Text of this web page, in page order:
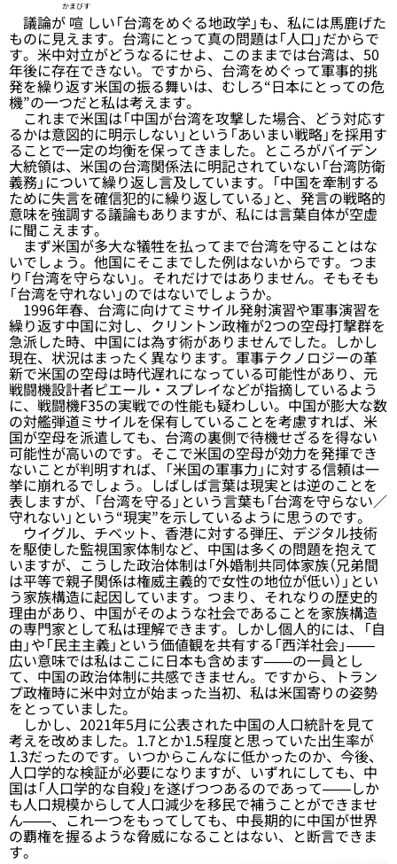
議論が 喧
かまびす
しい「台湾をめぐる地政学」も、私には馬鹿げた
ものに見えます。台湾にとって真の問題は「人口」だからで
す。米中対立がどうなるにせよ、このままでは台湾は、50
年後に存在できない。ですから、台湾をめぐって軍事的挑
発を繰り返す米国の振る舞いは、むしろ“日本にとっての危
機”の一つだと私は考えます。
これまで米国は「中国が台湾を攻撃した場合、どう対応す
るかは意図的に明示しない」という「あいまい戦略」を採用す
ることで一定の均衡を保ってきました。ところがバイデン
大統領は、米国の台湾関係法に明記されていない「台湾防衛
義務」について繰り返し言及しています。「中国を牽制する
ために失言を確信犯的に繰り返している」と、発言の戦略的
意味を強調する議論もありますが、私には言葉自体が空虚
に聞こえます。
まず米国が多大な犠牲を払ってまで台湾を守ることはな
いでしょう。他国にそこまでした例はないからです。つま
り「台湾を守らない」。それだけではありません。そもそも
「台湾を守れない」のではないでしょうか。
1996年春、台湾に向けてミサイル発射演習や軍事演習を
繰り返す中国に対し、クリントン政権が2つの空母打撃群を
急派した時、中国には為す術がありませんでした。しかし
現在、状況はまったく異なります。軍事テクノロジーの革
新で米国の空母は時代遅れになっている可能性があり、元
戦闘機設計者ピエール・スプレイなどが指摘しているよう
に、戦闘機F35の実戦での性能も疑わしい。中国が膨大な数
の対艦弾道ミサイルを保有していることを考慮すれば、米
国が空母を派遣しても、台湾の裏側で待機せざるを得ない
可能性が高いのです。そこで米国の空母が効力を発揮でき
ないことが判明すれば、「米国の軍事力」に対する信頼は一
挙に崩れるでしょう。しばしば言葉は現実とは逆のことを
表しますが、「台湾を守る」という言葉も「台湾を守らない／
守れない」という“現実”を示しているように思うのです。
ウイグル、チベット、香港に対する弾圧、デジタル技術
を駆使した監視国家体制など、中国は多くの問題を抱えて
いますが、こうした政治体制は「外婚制共同体家族（兄弟間
は平等で親子関係は権威主義的で女性の地位が低い）」とい
う家族構造に起因しています。つまり、それなりの歴史的
理由があり、中国がそのような社会であることを家族構造
の専門家として私は理解できます。しかし個人的には、「自
由」や「民主主義」という価値観を共有する「西洋社会」——
広い意味では私はここに日本も含めます——の一員とし
て、中国の政治体制に共感できません。ですから、トラン
プ政権時に米中対立が始まった当初、私は米国寄りの姿勢
をとっていました。
しかし、2021年5月に公表された中国の人口統計を見て
考えを改めました。1.7とか1.5程度と思っていた出生率が
1.3だったのです。いつからこんなに低かったのか、今後、
人口学的な検証が必要になりますが、いずれにしても、中
国は「人口学的な自殺」を遂げつつあるのであって——しか
も人口規模からして人口減少を移民で補うことができませ
ん——、これ一つをもってしても、中長期的に中国が世界
の覇権を握るような脅威になることはない、と断言できま
す。